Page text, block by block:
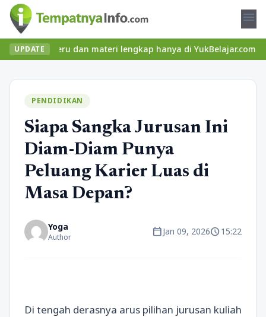
menu
UPDATE
seru dan materi lengkap hanya di YukBelajar.com. Mulai
PENDIDIKAN
Siapa Sangka Jurusan Ini
Diam-Diam Punya
Peluang Karier Luas di
Masa Depan?
Yoga
Author calendar_todayJan 09, 2026schedule15:22
Di tengah derasnya arus pilihan jurusan kuliah